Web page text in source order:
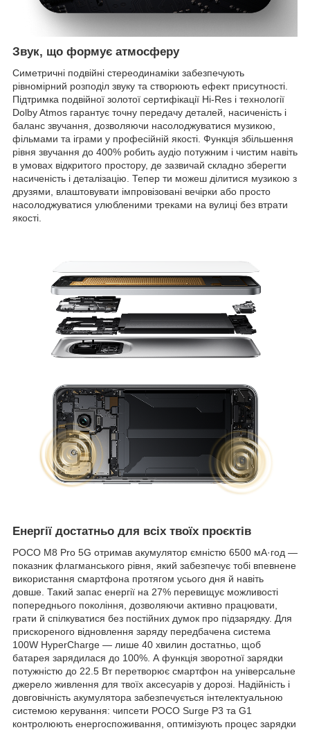
Звук, що формує атмосферу
Симетричні подвійні стереодинаміки забезпечують
рівномірний розподіл звуку та створюють ефект присутності.
Підтримка подвійної золотої сертифікації Hi-Res і технології
Dolby Atmos гарантує точну передачу деталей, насиченість і
баланс звучання, дозволяючи насолоджуватися музикою,
фільмами та іграми у професійній якості. Функція збільшення
рівня звучання до 400% робить аудіо потужним і чистим навіть
в умовах відкритого простору, де зазвичай складно зберегти
насиченість і деталізацію. Тепер ти можеш ділитися музикою з
друзями, влаштовувати імпровізовані вечірки або просто
насолоджуватися улюбленими треками на вулиці без втрати
якості.
Енергії достатньо для всіх твоїх проєктів
POCO M8 Pro 5G отримав акумулятор ємністю 6500 мА·год —
показник флагманського рівня, який забезпечує тобі впевнене
використання смартфона протягом усього дня й навіть
довше. Такий запас енергії на 27% перевищує можливості
попереднього покоління, дозволяючи активно працювати,
грати й спілкуватися без постійних думок про підзарядку. Для
прискореного відновлення заряду передбачена система
100W HyperCharge — лише 40 хвилин достатньо, щоб
батарея зарядилася до 100%. А функція зворотної зарядки
потужністю до 22.5 Вт перетворює смартфон на універсальне
джерело живлення для твоїх аксесуарів у дорозі. Надійність і
довговічність акумулятора забезпечується інтелектуальною
системою керування: чипсети POCO Surge P3 та G1
контролюють енергоспоживання, оптимізують процес зарядки